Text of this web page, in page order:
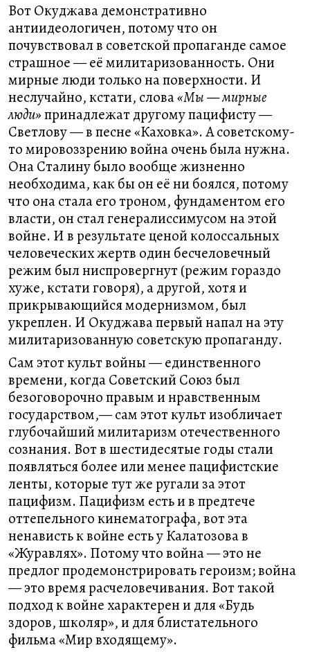
Вот Окуджава демонстративно
антиидеологичен, потому что он
почувствовал в советской пропаганде самое
страшное — её милитаризованность. Они
мирные люди только на поверхности. И
неслучайно, кстати, слова«Мы — мирные
люди»принадлежат другому пацифисту —
Светлову — в песне «Каховка». А советскому-
то мировоззрению война очень была нужна.
Она Сталину было вообще жизненно
необходима, как бы он её ни боялся, потому
что она стала его троном, фундаментом его
власти, он стал генералиссимусом на этой
войне. И в результате ценой колоссальных
человеческих жертв один бесчеловечный
режим был ниспровергнут (режим гораздо
хуже, кстати говоря), а другой, хотя и
прикрывающийся модернизмом, был
укреплен. И Окуджава первый напал на эту
милитаризованную советскую пропаганду.
Сам этот культ войны — единственного
времени, когда Советский Союз был
безоговорочно правым и нравственным
государством,— сам этот культ изобличает
глубочайший милитаризм отечественного
сознания. Вот в шестидесятые годы стали
появляться более или менее пацифистские
ленты, которые тут же ругали за этот
пацифизм. Пацифизм есть и в предтече
оттепельного кинематографа, вот эта
ненависть к войне есть у Калатозова в
«Журавлях». Потому что война — это не
предлог продемонстрировать героизм; война
— это время расчеловечивания. Вот такой
подход к войне характерен и для «Будь
здоров, школяр», и для блистательного
фильма «Мир входящему».